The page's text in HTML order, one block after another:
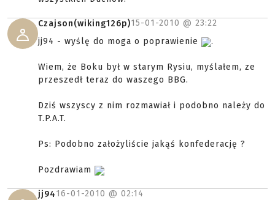
Czajson(wiking126p)15-01-2010 @ 23:22
jj94 - wyślę do moga o poprawienie
.
Wiem, że Boku był w starym Rysiu, myślałem, ze
przeszedł teraz do waszego BBG.
Dziś wszyscy z nim rozmawiał i podobno należy do
T.P.A.T.
Ps: Podobno założyliście jakąś konfederację ?
Pozdrawiam
jj9416-01-2010 @ 02:14